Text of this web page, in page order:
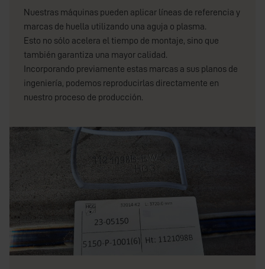
Nuestras máquinas pueden aplicar líneas de referencia y
marcas de huella utilizando una aguja o plasma.
Esto no sólo acelera el tiempo de montaje, sino que
también garantiza una mayor calidad.
Incorporando previamente estas marcas a sus planos de
ingeniería, podemos reproducirlas directamente en
nuestro proceso de producción.